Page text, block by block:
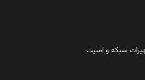
شبکه و امنیت